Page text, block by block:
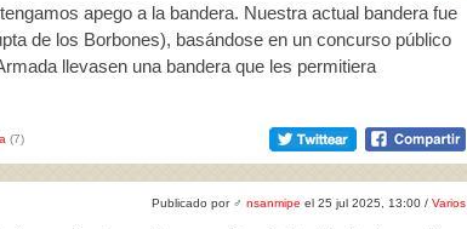
apego a la bandera. Nuestra actual bandera fue
de los Borbones), basándose en un concurso público
llevasen una bandera que les permitiera
(7)
Publicado por ♂ nsanmipe el 25 jul 2025, 13:00 / Varios